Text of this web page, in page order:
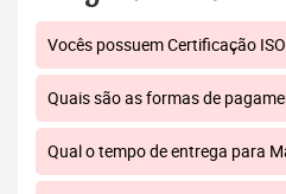
Vocês possuem Certificação
Quais são as formas de
Qual o tempo de entrega para